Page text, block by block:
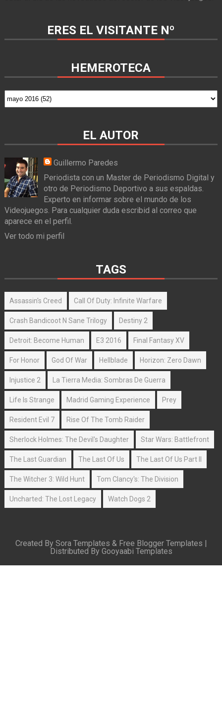
ERES EL VISITANTE Nº
HEMEROTECA
EL AUTOR
Guillermo Paredes
Periodista con un Master de Periodismo Digital y
otro de Periodismo Deportivo a sus espaldas.
Experto en informar sobre el mundo de los
Videojuegos. Para cualquier duda escribid al correo que
aparece en el perfil.
Ver todo mi perfil
TAGS
Assassin's Creed Call Of Duty: Infinite Warfare
Crash Bandicoot N Sane Trilogy Destiny 2
Detroit: Become Human E3 2016 Final Fantasy XV
For Honor God Of War Hellblade Horizon: Zero Dawn
Injustice 2 La Tierra Media: Sombras De Guerra
Life Is Strange Madrid Gaming Experience Prey
Resident Evil 7 Rise Of The Tomb Raider
Sherlock Holmes: The Devil's Daughter Star Wars: Battlefront
The Last Guardian The Last Of Us The Last Of Us Part II
The Witcher 3: Wild Hunt Tom Clancy's: The Division
Uncharted: The Lost Legacy Watch Dogs 2
Created By Sora Templates & Free Blogger Templates |
Distributed By Gooyaabi Templates